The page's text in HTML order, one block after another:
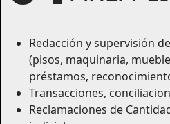
Redacción y supervisión
(pisos, maquinaria,
préstamos,
Transacciones,
Reclamaciones de